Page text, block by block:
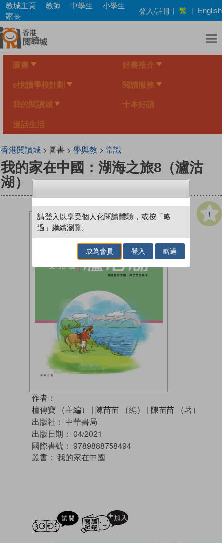
Skip
main
content
教城主頁 教師 中學生
小學生
家長
登入/註冊 | 繁 | English
圖書 好書推介
e悅讀學校計劃 閱讀服務
我的閱讀城 十本好讀
漫話生活
香港閱讀城> 圖書 > 學與教 > 常識
我的家在中國：湖海之旅8（瀘沽
湖）
1
作者：
檀傳寶 （主編）
| 陳苗苗 （編） | 陳苗苗 （著）
出版社： 中華書局
出版日期： 04/2021
國際書號： 9789888758494
叢書： 我的家在中國
試閲
請登入以享受個人化閱讀體驗，或按「略
過」繼續瀏覽。
成為會員 登入 略過